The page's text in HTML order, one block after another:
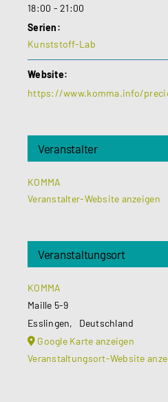
18:00 - 21:00
Serien:
Kunststoff-Lab
Website:
https://www.komma.info/
Veranstalter
KOMMA
Veranstalter-Website anzeigen
Veranstaltungsort
KOMMA
Maille 5-9
Esslingen,
Deutschland
Google Karte anzeigen
Veranstaltungsort-Website